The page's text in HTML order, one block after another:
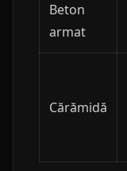
Beton
armat
Cărămidă